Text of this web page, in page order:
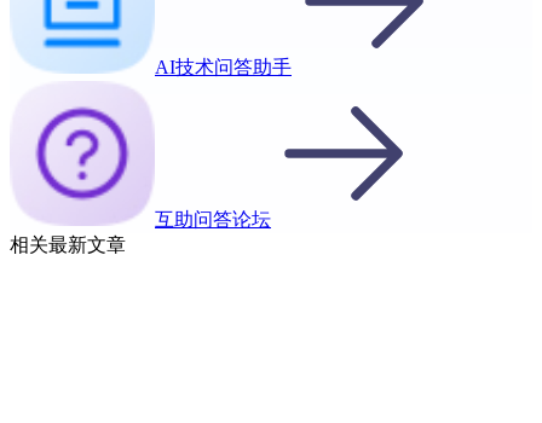
AI技术问答助手
互助问答论坛
相关最新文章